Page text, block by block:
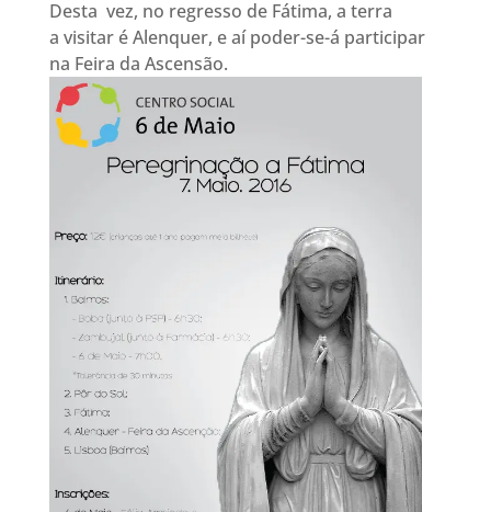
Desta vez, no regresso de Fátima, a terra
a visitar é Alenquer, e aí poder-se-á participar
na Feira da Ascensão.